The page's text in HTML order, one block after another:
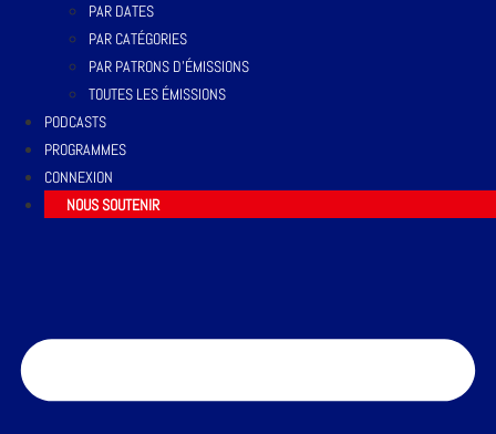
PAR DATES
PAR CATÉGORIES
PAR PATRONS D’ÉMISSIONS
TOUTES LES ÉMISSIONS
PODCASTS
PROGRAMMES
CONNEXION
NOUS SOUTENIR